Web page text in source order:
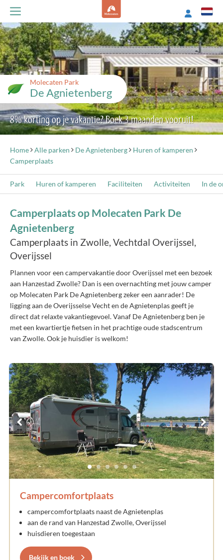
Molecaten Park
De Agnietenberg
8% korting op je vakantie? Boek 3 maanden vooruit!
Home Alle parken De Agnietenberg
Huren of kamperen
Camperplaats
Park Huren of kamperen Faciliteiten Activiteiten In de
Camperplaats op Molecaten Park De
Agnietenberg
Camperplaats in Zwolle, Vechtdal Overijssel,
Overijssel
Plannen voor een campervakantie door Overijssel met een bezoek
aan Hanzestad Zwolle? Dan is een overnachting met jouw camper
op Molecaten Park De Agnietenberg zeker een aanrader! De
ligging aan de Overijsselse Vecht en de Agnietenplas geeft je
direct dat relaxte vakantiegevoel. Vanaf De Agnietenberg ben je
met een kwartiertje fietsen in het prachtige oude stadscentrum
van Zwolle. Ook je huisdier is welkom!
Campercomfortplaats
campercomfortplaats naast de Agnietenplas
aan de rand van Hanzestad Zwolle, Overijssel
huisdieren toegestaan
Bekijk en boek